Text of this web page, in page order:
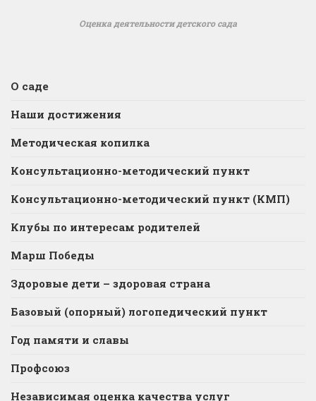
Оценка деятельности детского сада
О саде
Наши достижения
Методическая копилка
Консультационно-методический пункт
Консультационно-методический пункт (КМП)
Клубы по интересам родителей
Марш Победы
Здоровые дети – здоровая страна
Базовый (опорный) логопедический пункт
Год памяти и славы
Профсоюз
Независимая оценка качества услуг